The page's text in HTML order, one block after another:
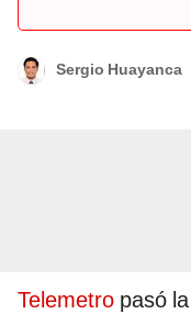
Sergio Huayanca
Telemetro pasó la